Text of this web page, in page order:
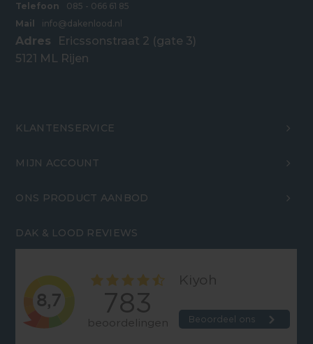
Telefoon
085 - 066 61 85
Mail
info@dakenlood.nl
Adres
Ericssonstraat 2 (gate 3)
5121 ML Rijen
KLANTENSERVICE
MIJN ACCOUNT
ONS PRODUCT AANBOD
DAK & LOOD REVIEWS